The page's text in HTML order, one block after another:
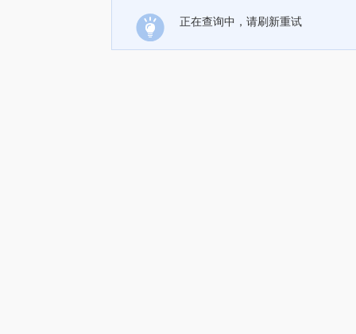
正在查询中，请刷新重试